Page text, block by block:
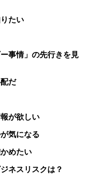
たい
事情」の先行きを見
だ
が欲しい
気になる
めたい
ネスリスクは？